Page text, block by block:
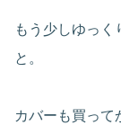
もう少しゆっ
と。
カバーも買って